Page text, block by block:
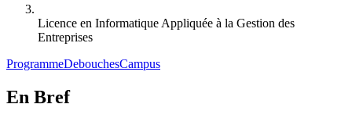
Licence en Informatique Appliquée à la Gestion des
Entreprises
ProgrammeDebouchesCampus
En Bref